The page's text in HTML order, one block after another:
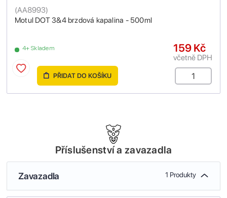
Motul DOT 3&4 brzdová kapalina - 500ml
(AA8993)
4+ Skladem 159 Kč
včetně DPH
PŘIDAT DO KOŠÍKU
Příslušenství a zavazadla
Zavazadla 1 Produkty